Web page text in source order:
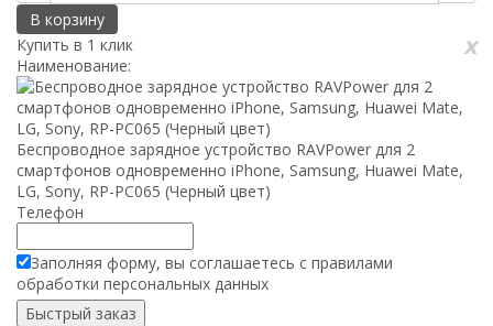
В корзину
Купить в 1 клик
x
Наименование:
Беспроводное зарядное устройство RAVPower для 2
смартфонов одновременно iPhone, Samsung, Huawei Mate,
LG, Sony, RP-PC065 (Черный цвет)
Телефон
Заполняя форму, вы соглашаетесь с правилами
обработки персональных данных